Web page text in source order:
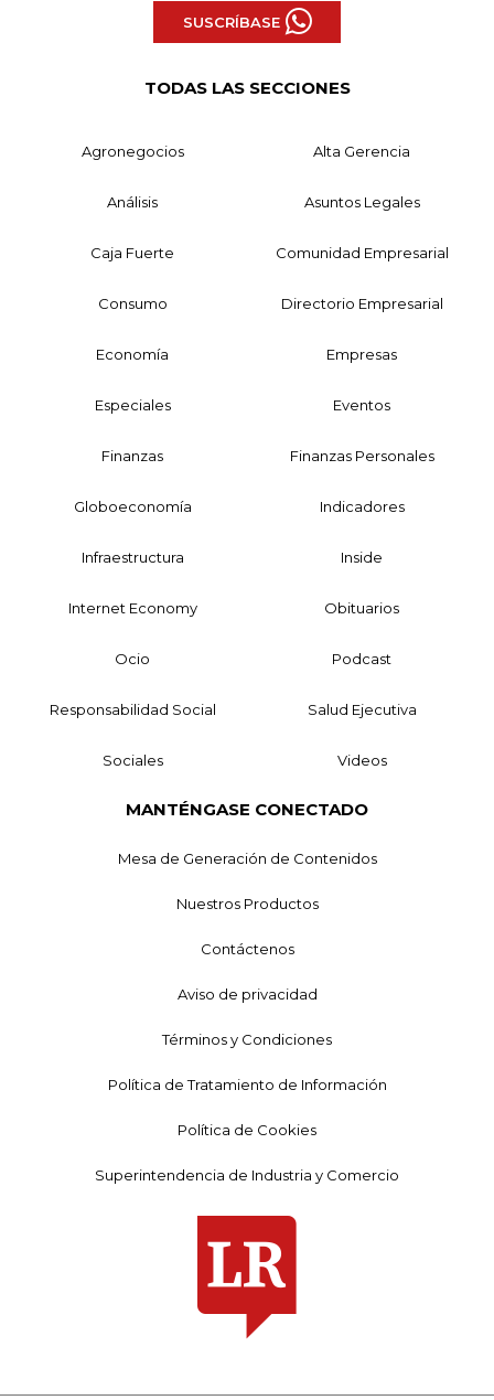
SUSCRÍBASE
TODAS LAS SECCIONES
Agronegocios Alta Gerencia
Análisis Asuntos Legales
Caja Fuerte Comunidad Empresarial
Consumo Directorio Empresarial
Economía Empresas
Especiales Eventos
Finanzas Finanzas Personales
Globoeconomía Indicadores
Infraestructura Inside
Internet Economy Obituarios
Ocio Podcast
Responsabilidad Social Salud Ejecutiva
Sociales Videos
MANTÉNGASE CONECTADO
Mesa de Generación de Contenidos
Nuestros Productos
Contáctenos
Aviso de privacidad
Términos y Condiciones
Política de Tratamiento de Información
Política de Cookies
Superintendencia de Industria y Comercio